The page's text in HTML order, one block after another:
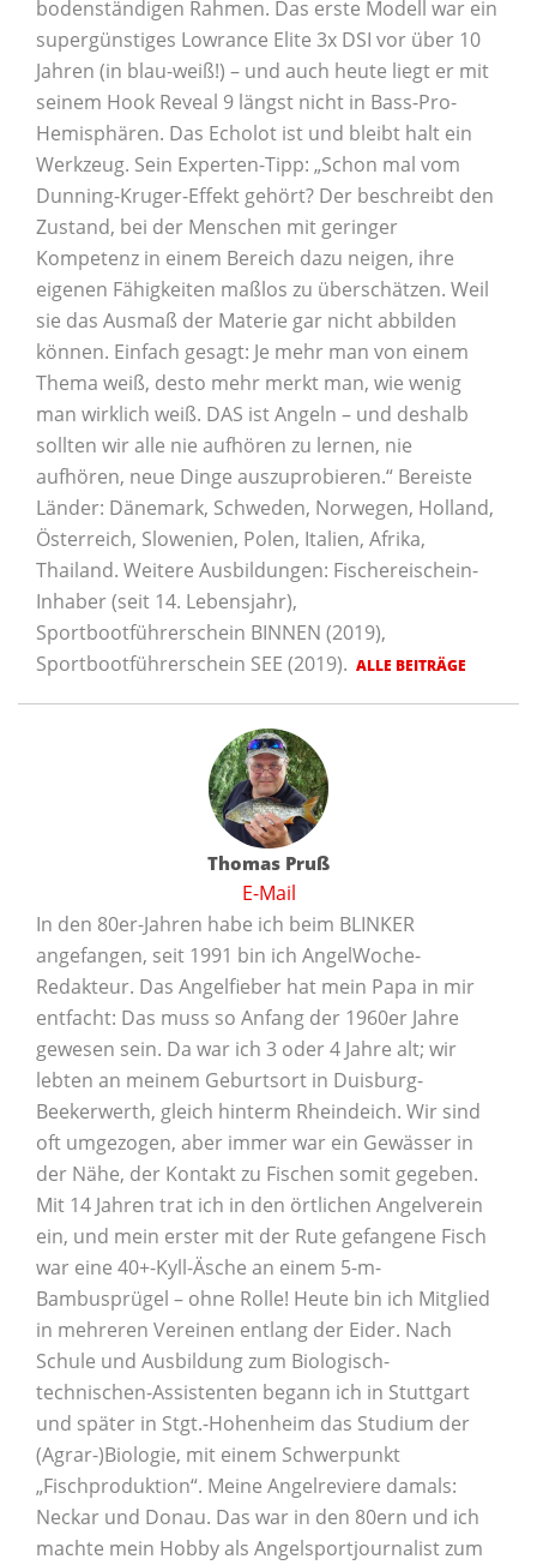
bodenständigen Rahmen. Das erste Modell war ein
supergünstiges Lowrance Elite 3x DSI vor über 10
Jahren (in blau-weiß!) – und auch heute liegt er mit
seinem Hook Reveal 9 längst nicht in Bass-Pro-
Hemisphären. Das Echolot ist und bleibt halt ein
Werkzeug. Sein Experten-Tipp: „Schon mal vom
Dunning-Kruger-Effekt gehört? Der beschreibt den
Zustand, bei der Menschen mit geringer
Kompetenz in einem Bereich dazu neigen, ihre
eigenen Fähigkeiten maßlos zu überschätzen. Weil
sie das Ausmaß der Materie gar nicht abbilden
können. Einfach gesagt: Je mehr man von einem
Thema weiß, desto mehr merkt man, wie wenig
man wirklich weiß. DAS ist Angeln – und deshalb
sollten wir alle nie aufhören zu lernen, nie
aufhören, neue Dinge auszuprobieren.“ Bereiste
Länder: Dänemark, Schweden, Norwegen, Holland,
Österreich, Slowenien, Polen, Italien, Afrika,
Thailand. Weitere Ausbildungen: Fischereischein-
Inhaber (seit 14. Lebensjahr),
Sportbootführerschein BINNEN (2019),
Sportbootführerschein SEE (2019). ALLE BEITRÄGE
Thomas Pruß
E-Mail
In den 80er-Jahren habe ich beim BLINKER
angefangen, seit 1991 bin ich AngelWoche-
Redakteur. Das Angelfieber hat mein Papa in mir
entfacht: Das muss so Anfang der 1960er Jahre
gewesen sein. Da war ich 3 oder 4 Jahre alt; wir
lebten an meinem Geburtsort in Duisburg-
Beekerwerth, gleich hinterm Rheindeich. Wir sind
oft umgezogen, aber immer war ein Gewässer in
der Nähe, der Kontakt zu Fischen somit gegeben.
Mit 14 Jahren trat ich in den örtlichen Angelverein
ein, und mein erster mit der Rute gefangene Fisch
war eine 40+-Kyll-Äsche an einem 5-m-
Bambusprügel – ohne Rolle! Heute bin ich Mitglied
in mehreren Vereinen entlang der Eider. Nach
Schule und Ausbildung zum Biologisch-
technischen-Assistenten begann ich in Stuttgart
und später in Stgt.-Hohenheim das Studium der
(Agrar-)Biologie, mit einem Schwerpunkt
„Fischproduktion“. Meine Angelreviere damals:
Neckar und Donau. Das war in den 80ern und ich
machte mein Hobby als Angelsportjournalist zum